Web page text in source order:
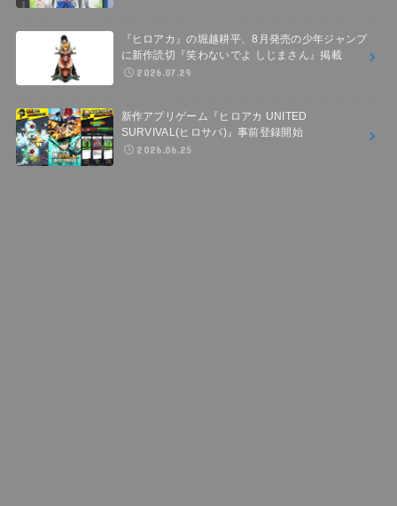
『ヒロアカ』の堀越耕平、8月発売の少年ジャンプ
に新作読切『笑わないでよ しじまさん』掲載
2026.07.29
新作アプリゲーム『ヒロアカ UNITED
SURVIVAL(ヒロサバ)』事前登録開始
2026.06.25